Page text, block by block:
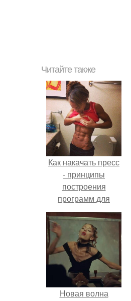
Читайте также
Как накачать пресс
- принципы
построения
программ для
тренировки пресса.
Новая волна